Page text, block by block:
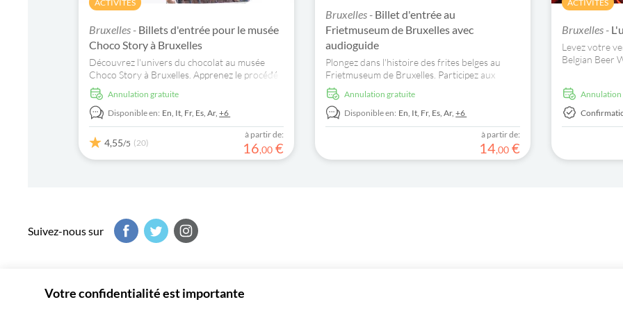
ACTIVITÉS
Bruxelles - Billets d'entrée pour le musée
Choco Story à Bruxelles
Découvrez l'univers du chocolat au musée
Choco Story à Bruxelles. Apprenez le procédé
de fabrication du chocolat artisanal et goûtez
aux meilleurs chocolats.
Annulation gratuite
Disponible en: En, It, Fr, Es,Ar,+6
4,55/5 (20)
à partir de:
16,00 €
Bruxelles - Billet d'entrée au
Frietmuseum de Bruxelles avec
audioguide
Plongez dans l'histoire des frites belges au
Frietmuseum de Bruxelles. Participez aux
expositions interactives et dégustez
d'authentiques frites belges.
Annulation gratuite
Disponible en: En, It, Fr, Es,Ar,+6
à partir de:
14,00 €
ACTIVITÉS
Bruxelles -
Levez votre
Belgian Beer
Suivez-nous sur